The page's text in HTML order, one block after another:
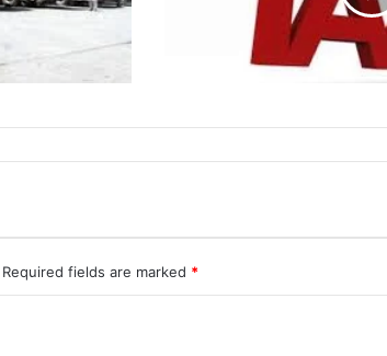
Required fields are marked *